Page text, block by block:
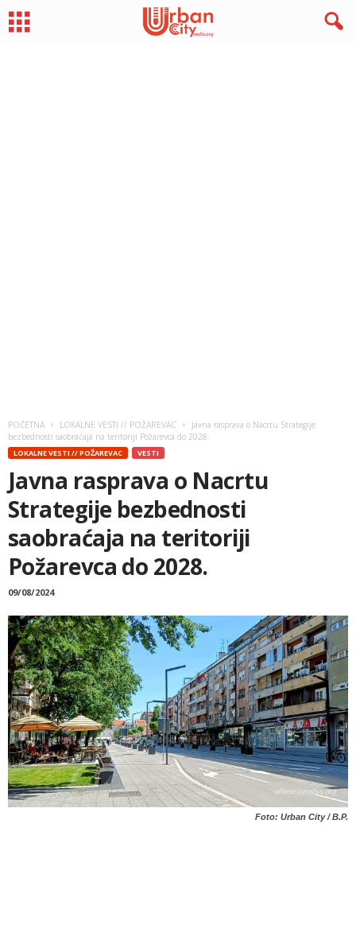
POČETNA LOKALNE VESTI // POŽAREVAC
Javna rasprava o Nacrtu Strategije
bezbednosti saobraćaja na teritoriji Požarevca do 2028.
LOKALNE VESTI // POŽAREVAC VESTI
Javna rasprava o Nacrtu
Strategije bezbednosti
saobraćaja na teritoriji
Požarevca do 2028.
09/08/2024
Foto: Urban City / B.P.